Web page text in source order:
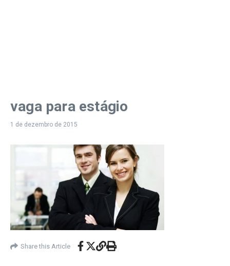
vaga para estágio
1 de dezembro de 2015
Share this Article